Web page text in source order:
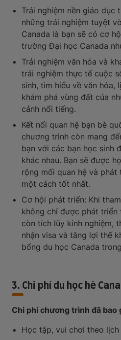
Trải nghiệm nền giáo dục
những trải nghiệm tuyệt
Canada là bạn sẽ có cơ
trường Đại học Canada
Trải nghiệm văn hóa và
trải nghiệm thực tế cuộc
sinh, tìm hiểu về văn hóa,
khám phá vùng đất của
cảnh nổi tiếng.
Kết nối quan hệ bạn bè
chương trình còn mang
bạn với các bạn học sinh
khác nhau. Bạn sẽ được
rộng mối quan hệ và
một cách tốt nhất.
Cơ hội phát triển: Khi
không chỉ được phát triển
còn tích lũy kinh nghiệm,
nhận visa và tăng lợi thế
bổng du học Canada
3. Chi phí du học hè
Chi phí chương trình đã bao
Học tập, vui chơi theo